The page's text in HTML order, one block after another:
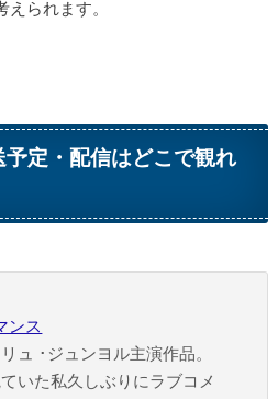
えられます。
定・配信はどこで観れ
ンス
ュ ･ジュンヨル主演作品。
いた私久しぶりにラブコメ